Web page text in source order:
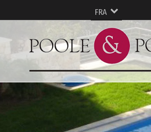
FRA
ESP
ENG
Русский